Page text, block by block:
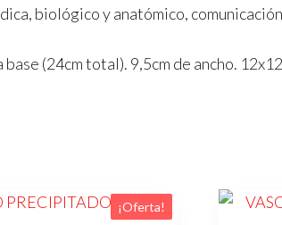
biológico y anatómico,
(24cm total). 9,5cm de ancho.
¡Oferta!